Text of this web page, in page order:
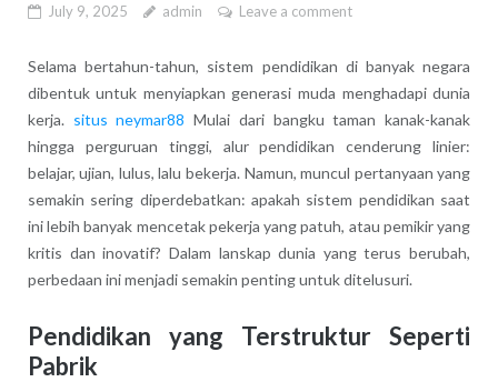
July 9, 2025 admin Leave a comment
Selama bertahun-tahun, sistem pendidikan di banyak negara
dibentuk untuk menyiapkan generasi muda menghadapi dunia
kerja. situs neymar88 Mulai dari bangku taman kanak-kanak
hingga perguruan tinggi, alur pendidikan cenderung linier:
belajar, ujian, lulus, lalu bekerja. Namun, muncul pertanyaan yang
semakin sering diperdebatkan: apakah sistem pendidikan saat
ini lebih banyak mencetak pekerja yang patuh, atau pemikir yang
kritis dan inovatif? Dalam lanskap dunia yang terus berubah,
perbedaan ini menjadi semakin penting untuk ditelusuri.
Pendidikan yang Terstruktur Seperti
Pabrik